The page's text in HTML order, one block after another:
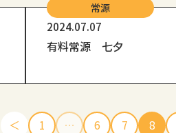
常源
2024.07.07
有料常源 七夕
＜ 1 … 6 7 8